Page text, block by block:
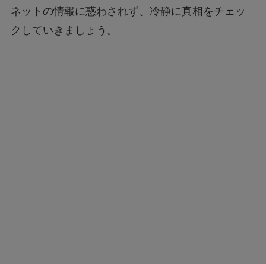
ネットの情報に惑わされず、冷静に真相をチェッ
クしていきましょう。